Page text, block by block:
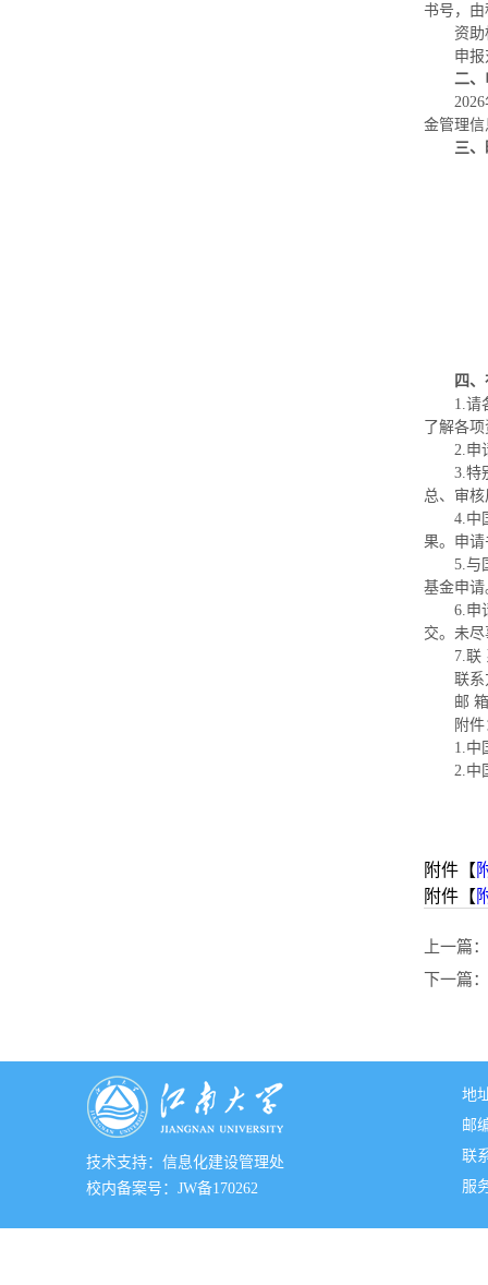
书号，
资助
申
二、
金管理
三
四
1.请
了解各
2.申
3.特
总、审核
4.中
果。申
5.与
基金申请
6.申
交。未
7.联
联系
邮
附件
1.中
2.中
附件【
附件【
上一篇：
下一篇：
技术支持：信息化建设管理处
校内备案号：JW备170262
地
邮
联
服